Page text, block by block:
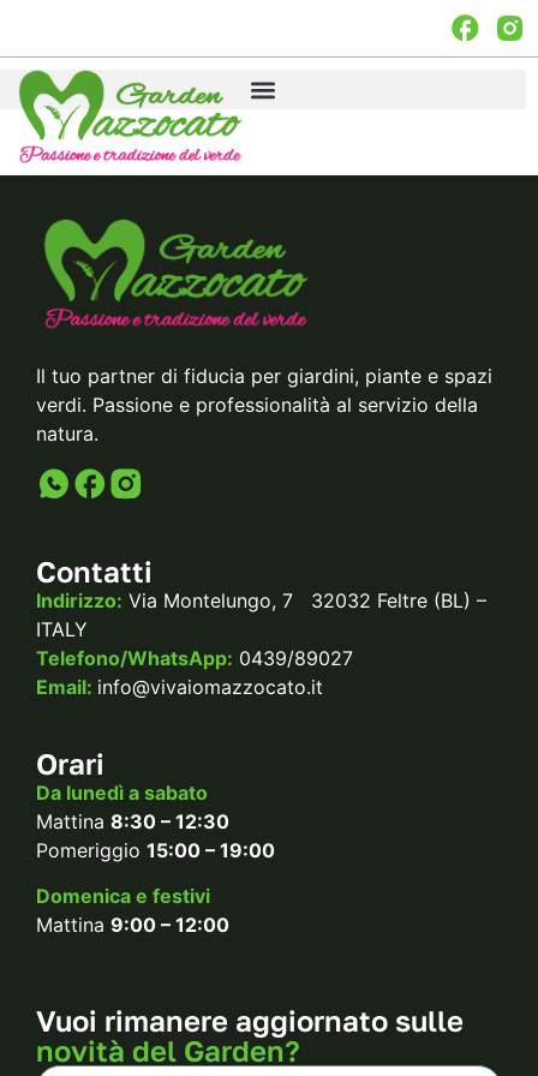
Il tuo partner di fiducia per giardini, piante e spazi
verdi. Passione e professionalità al servizio della
natura.
Contatti
Indirizzo: Via Montelungo, 7 32032 Feltre (BL) –
ITALY
Telefono/WhatsApp: 0439/89027
Email: info@vivaiomazzocato.it
Orari
Da lunedì a sabato
Mattina 8:30 – 12:30
Pomeriggio 15:00 – 19:00
Domenica e festivi
Mattina 9:00 – 12:00
Vuoi rimanere aggiornato sulle
novità del Garden?